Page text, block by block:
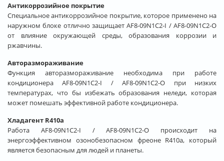
Антикоррозийное покрытие
Специальное антикоррозийное покрытие, которое применено на
наружном блоке отлично защищает AF8-09N1C2-I / AF8-09N1C2-O
от влияние окружающей среды, образования коррозии и
ржавчины.
Авторазмораживание
Функция авторазмораживание необходима при работе
кондиционера AF8-09N1C2-I / AF8-09N1C2-O при низких
температурах, что бы избежать образования неледи, которая
может помешать эффективной работе кондиционера.
Хладагент R410a
Работа AF8-09N1C2-I / AF8-09N1C2-O происходит на
энергоэффективном озонобезопасном фреоне R410a, который
является безопасным для людей и планеты.